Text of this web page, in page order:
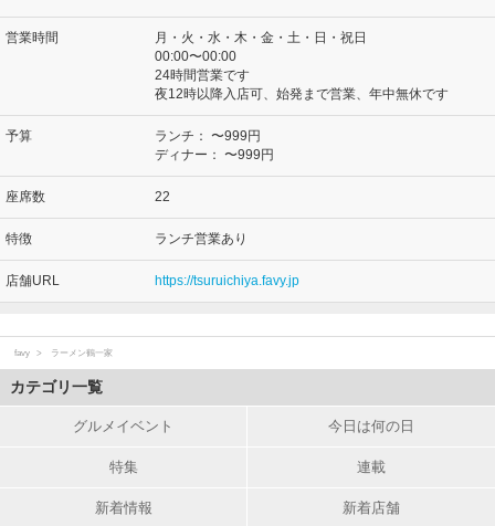
営業時間
月・火・水・木・金・土・日・祝日
00:00〜00:00
24時間営業です
夜12時以降入店可、始発まで営業、年中無休です
予算 ランチ： 〜999円
ディナー： 〜999円
座席数 22
特徴 ランチ営業あり
店舗URL https://tsuruichiya.favy.jp
favy ラーメン鶴一家
カテゴリ一覧
グルメイベント 今日は何の日
特集 連載
新着情報 新着店舗